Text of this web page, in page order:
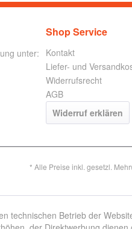
unter:
Shop Service
Kontakt
Liefer- und
Widerrufsrecht
AGB
Widerruf erklären
* Alle Preise inkl. gesetzl.
technischen Betrieb der